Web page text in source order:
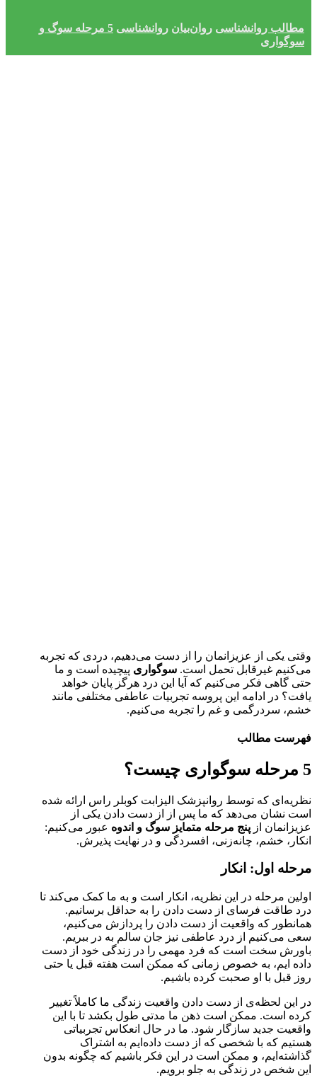
مطالب روانشناسی روان‌بیان روانشناسی
5 مرحله سوگ و
سوگواری
وقتی یکی از عزیزانمان را از دست می‌دهیم، دردی که تجربه
می‌کنیم غیرقابل تحمل است. سوگواری پیچیده است و ما
حتی گاهی فکر می‌کنیم که آیا این درد هرگز پایان خواهد
یافت؟ در ادامه این پروسه تجربیات عاطفی مختلفی مانند
خشم، سردرگمی و غم را تجربه می‌کنیم.
فهرست مطالب
5 مرحله سوگواری چیست؟
نظریه‌ای که توسط روانپزشک الیزابت کوبلر راس ارائه شده
است نشان می‌دهد که ما پس از از دست دادن یکی از
عزیزانمان از پنج مرحله متمایز سوگ و اندوه عبور می‌کنیم:
انکار، خشم، چانه‌زنی، افسردگی و در نهایت پذیرش.
مرحله اول: انکار
اولین مرحله در این نظریه، انکار است و به ما کمک می‌کند تا
درد طاقت فرسای از دست دادن را به حداقل برسانیم.
همانطور که واقعیت از دست دادن را پردازش می‌کنیم،
سعی می‌کنیم از درد عاطفی نیز جان سالم به در ببریم.
باورش سخت است که فرد مهمی را در زندگی خود از دست
داده ایم، به خصوص زمانی که ممکن است هفته قبل یا حتی
روز قبل با او صحبت کرده باشیم.
در این لحظه‌ی از دست دادن واقعیت زندگی ما کاملاً تغییر
کرده است. ممکن است ذهن ما مدتی طول بکشد تا با این
واقعیت جدید سازگار شود. ما در حال انعکاس تجربیاتی
هستیم که با شخصی که از دست داده‌ایم به اشتراک
گذاشته‌ایم، و ممکن است در این فکر باشیم که چگونه بدون
این شخص در زندگی به جلو برویم.